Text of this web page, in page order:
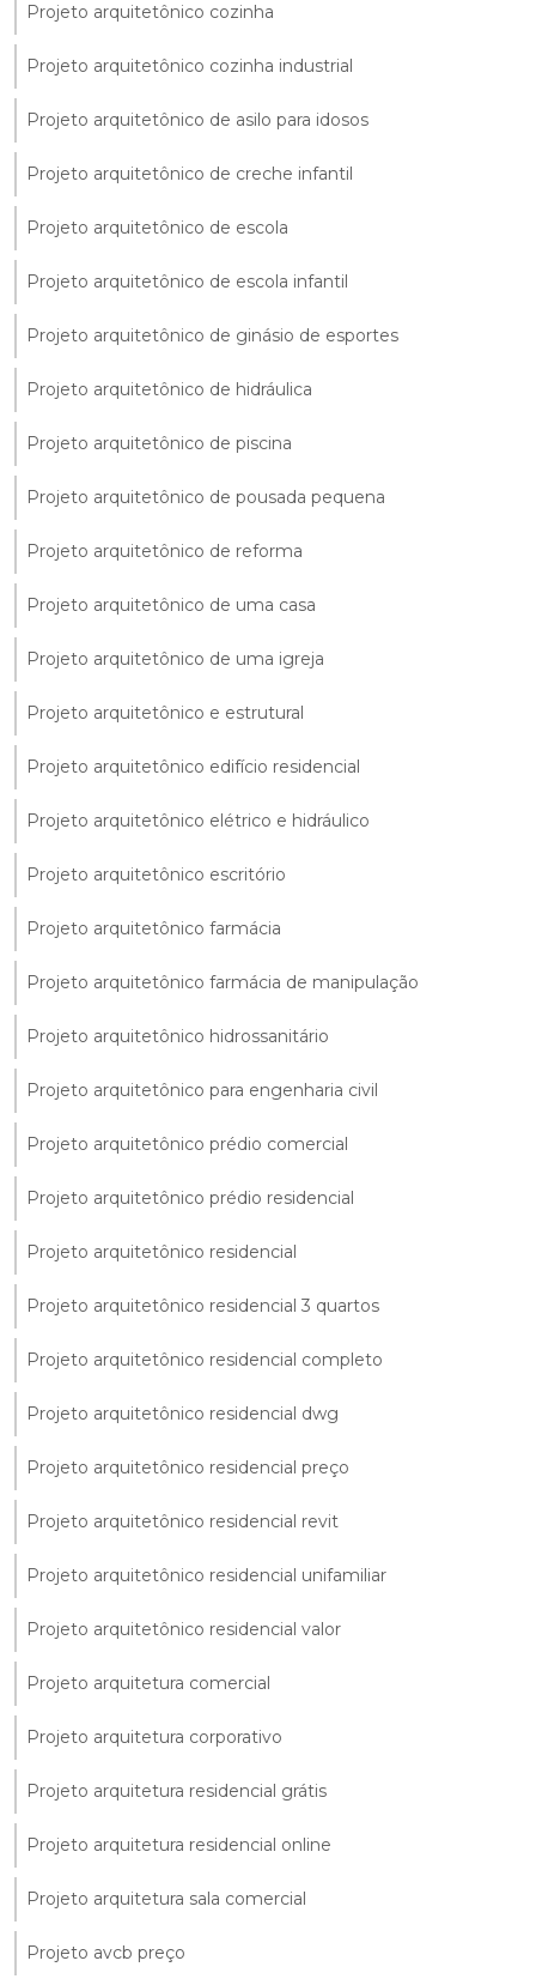
Projeto arquitetônico cozinha
Projeto arquitetônico cozinha industrial
Projeto arquitetônico de asilo para idosos
Projeto arquitetônico de creche infantil
Projeto arquitetônico de escola
Projeto arquitetônico de escola infantil
Projeto arquitetônico de ginásio de esportes
Projeto arquitetônico de hidráulica
Projeto arquitetônico de piscina
Projeto arquitetônico de pousada pequena
Projeto arquitetônico de reforma
Projeto arquitetônico de uma casa
Projeto arquitetônico de uma igreja
Projeto arquitetônico e estrutural
Projeto arquitetônico edifício residencial
Projeto arquitetônico elétrico e hidráulico
Projeto arquitetônico escritório
Projeto arquitetônico farmácia
Projeto arquitetônico farmácia de manipulação
Projeto arquitetônico hidrossanitário
Projeto arquitetônico para engenharia civil
Projeto arquitetônico prédio comercial
Projeto arquitetônico prédio residencial
Projeto arquitetônico residencial
Projeto arquitetônico residencial 3 quartos
Projeto arquitetônico residencial completo
Projeto arquitetônico residencial dwg
Projeto arquitetônico residencial preço
Projeto arquitetônico residencial revit
Projeto arquitetônico residencial unifamiliar
Projeto arquitetônico residencial valor
Projeto arquitetura comercial
Projeto arquitetura corporativo
Projeto arquitetura residencial grátis
Projeto arquitetura residencial online
Projeto arquitetura sala comercial
Projeto avcb preço